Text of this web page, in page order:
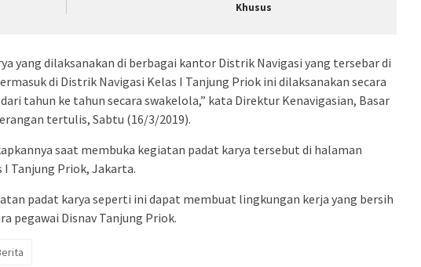
Khusus
yang dilaksanakan di berbagai kantor Distrik Navigasi yang tersebar di
di Distrik Navigasi Kelas I Tanjung Priok ini dilaksanakan secara
tahun ke tahun secara swakelola,” kata Direktur Kenavigasian, Basar
tertulis, Sabtu (16/3/2019).
saat membuka kegiatan padat karya tersebut di halaman
I Tanjung Priok, Jakarta.
padat karya seperti ini dapat membuat lingkungan kerja yang bersih
pegawai Disnav Tanjung Priok.